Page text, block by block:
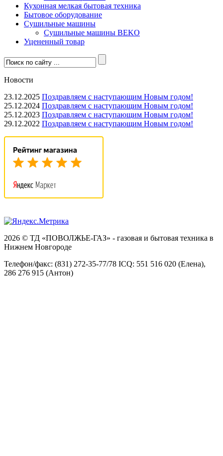
Кухонная мелкая бытовая техника
Бытовое оборудование
Сушильные машины
Сушильные машины BEKO
Уцененный товар
Новости
23.12.2025 Поздравляем с наступающим Новым годом!
25.12.2024 Поздравляем с наступающим Новым годом!
25.12.2023 Поздравляем с наступающим Новым годом!
29.12.2022 Поздравляем с наступающим Новым годом!
2026 © ТД «ПОВОЛЖЬЕ-ГАЗ» - газовая и бытовая техника в
Нижнем Новгороде
Телефон/факс: (831) 272-35-77/78 ICQ: 551 516 020 (Елена),
286 276 915 (Антон)